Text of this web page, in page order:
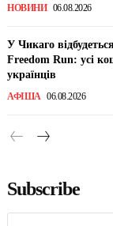
НОВИНИ 06.08.2026
У Чикаго
Freedom Run: усі
українців
АФІША 06.08.2026
Subscribe